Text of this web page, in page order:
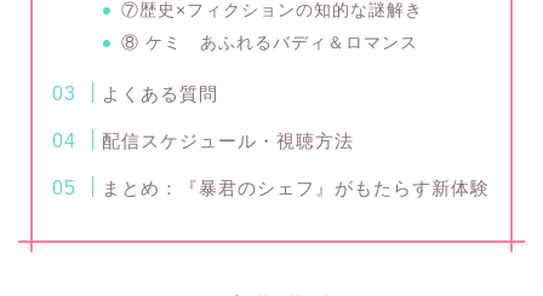
⑦歴史×フィクションの知的な謎解き
⑧ ケミ あふれるバディ＆ロマンス
よくある質問
配信スケジュール・視聴方法
まとめ：『暴君のシェフ』がもたらす新体験